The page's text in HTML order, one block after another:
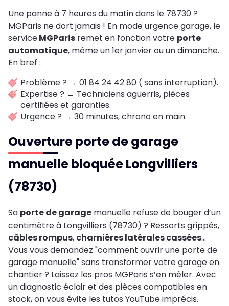
Une panne à 7 heures du matin dans le 78730 ?
MGParis ne dort jamais ! En mode urgence garage, le
serviceMGParis remet en fonction votre porte
automatique, même un 1er janvier ou un dimanche.
En bref :
Problème ? → 01 84 24 42 80 ( sans interruption).
Expertise ? → Techniciens aguerris, pièces
certifiées et garanties.
Urgence ? → 30 minutes, chrono en main.
Ouverture porte de garage
manuelle bloquée Longvilliers
(78730)
Sa porte de garage manuelle refuse de bouger d’un
centimètre à Longvilliers (78730) ? Ressorts grippés,
câbles rompus, charnières latérales cassées…
Vous vous demandez "comment ouvrir une porte de
garage manuelle" sans transformer votre garage en
chantier ? Laissez les pros MGParis s’en mêler. Avec
un diagnostic éclair et des pièces compatibles en
stock, on vous évite les tutos YouTube imprécis.